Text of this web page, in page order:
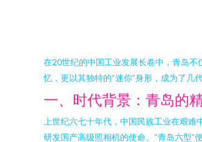
在20世纪的中国工业发展长卷中，青岛
忆，更以其独特的“迷你”身形，成为了几
一、时代背景：青岛的
上世纪六七十年代，中国民族工业在艰
研发国产高级照相机的使命。“青岛六型”